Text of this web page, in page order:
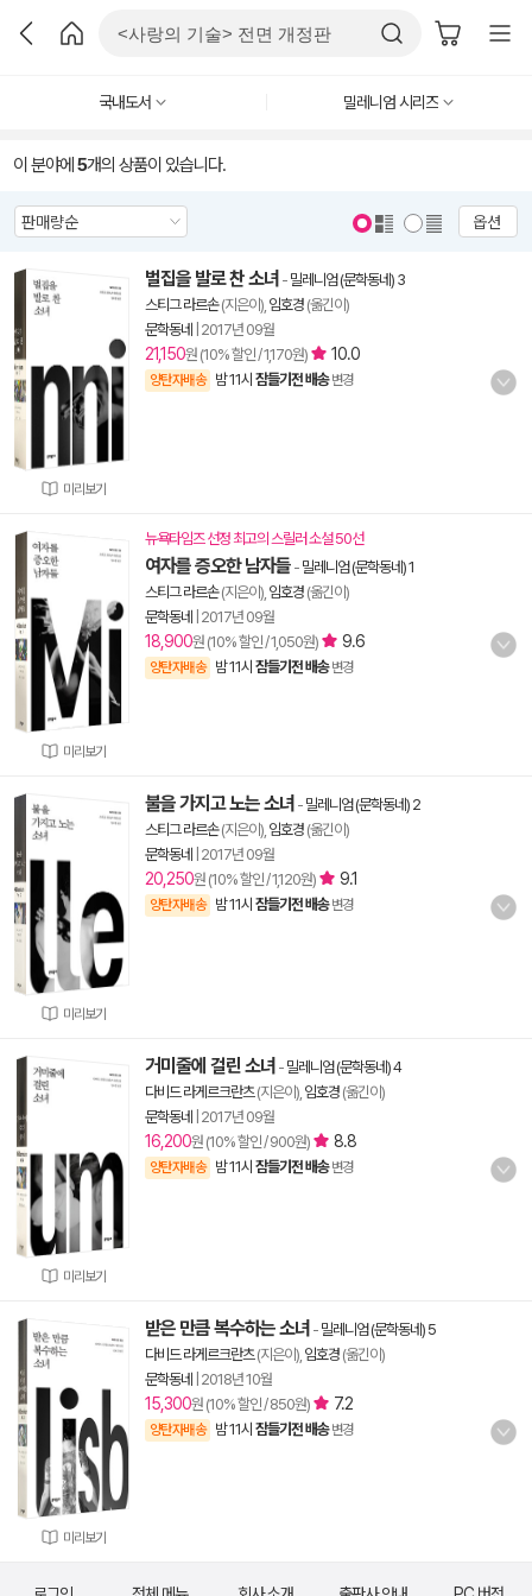
국내도서 밀레니엄 시리즈
이 분야에 5개의 상품이 있습니다.
옵션
미리보기
벌집을 발로 찬 소녀 - 밀레니엄 (문학동네) 3
스티그 라르손(지은이), 임호경 (옮긴이)
문학동네
2017년 09월
21,150원 (10% 할인 / 1,170원) 10.0
양탄자배송 밤 11시 잠들기전 배송 변경
미리보기
뉴욕타임즈 선정 최고의 스릴러 소설 50선
여자를 증오한 남자들 - 밀레니엄 (문학동네) 1
스티그 라르손(지은이), 임호경 (옮긴이)
문학동네
2017년 09월
18,900원 (10% 할인 / 1,050원) 9.6
양탄자배송 밤 11시 잠들기전 배송 변경
미리보기
불을 가지고 노는 소녀 - 밀레니엄 (문학동네) 2
스티그 라르손(지은이), 임호경 (옮긴이)
문학동네
2017년 09월
20,250원 (10% 할인 / 1,120원) 9.1
양탄자배송 밤 11시 잠들기전 배송 변경
미리보기
거미줄에 걸린 소녀 - 밀레니엄 (문학동네) 4
다비드 라게르크란츠(지은이), 임호경 (옮긴이)
문학동네
2017년 09월
16,200원 (10% 할인 / 900원) 8.8
양탄자배송 밤 11시 잠들기전 배송 변경
미리보기
받은 만큼 복수하는 소녀 - 밀레니엄 (문학동네) 5
다비드 라게르크란츠(지은이), 임호경 (옮긴이)
문학동네
2018년 10월
15,300원 (10% 할인 / 850원) 7.2
양탄자배송 밤 11시 잠들기전 배송 변경